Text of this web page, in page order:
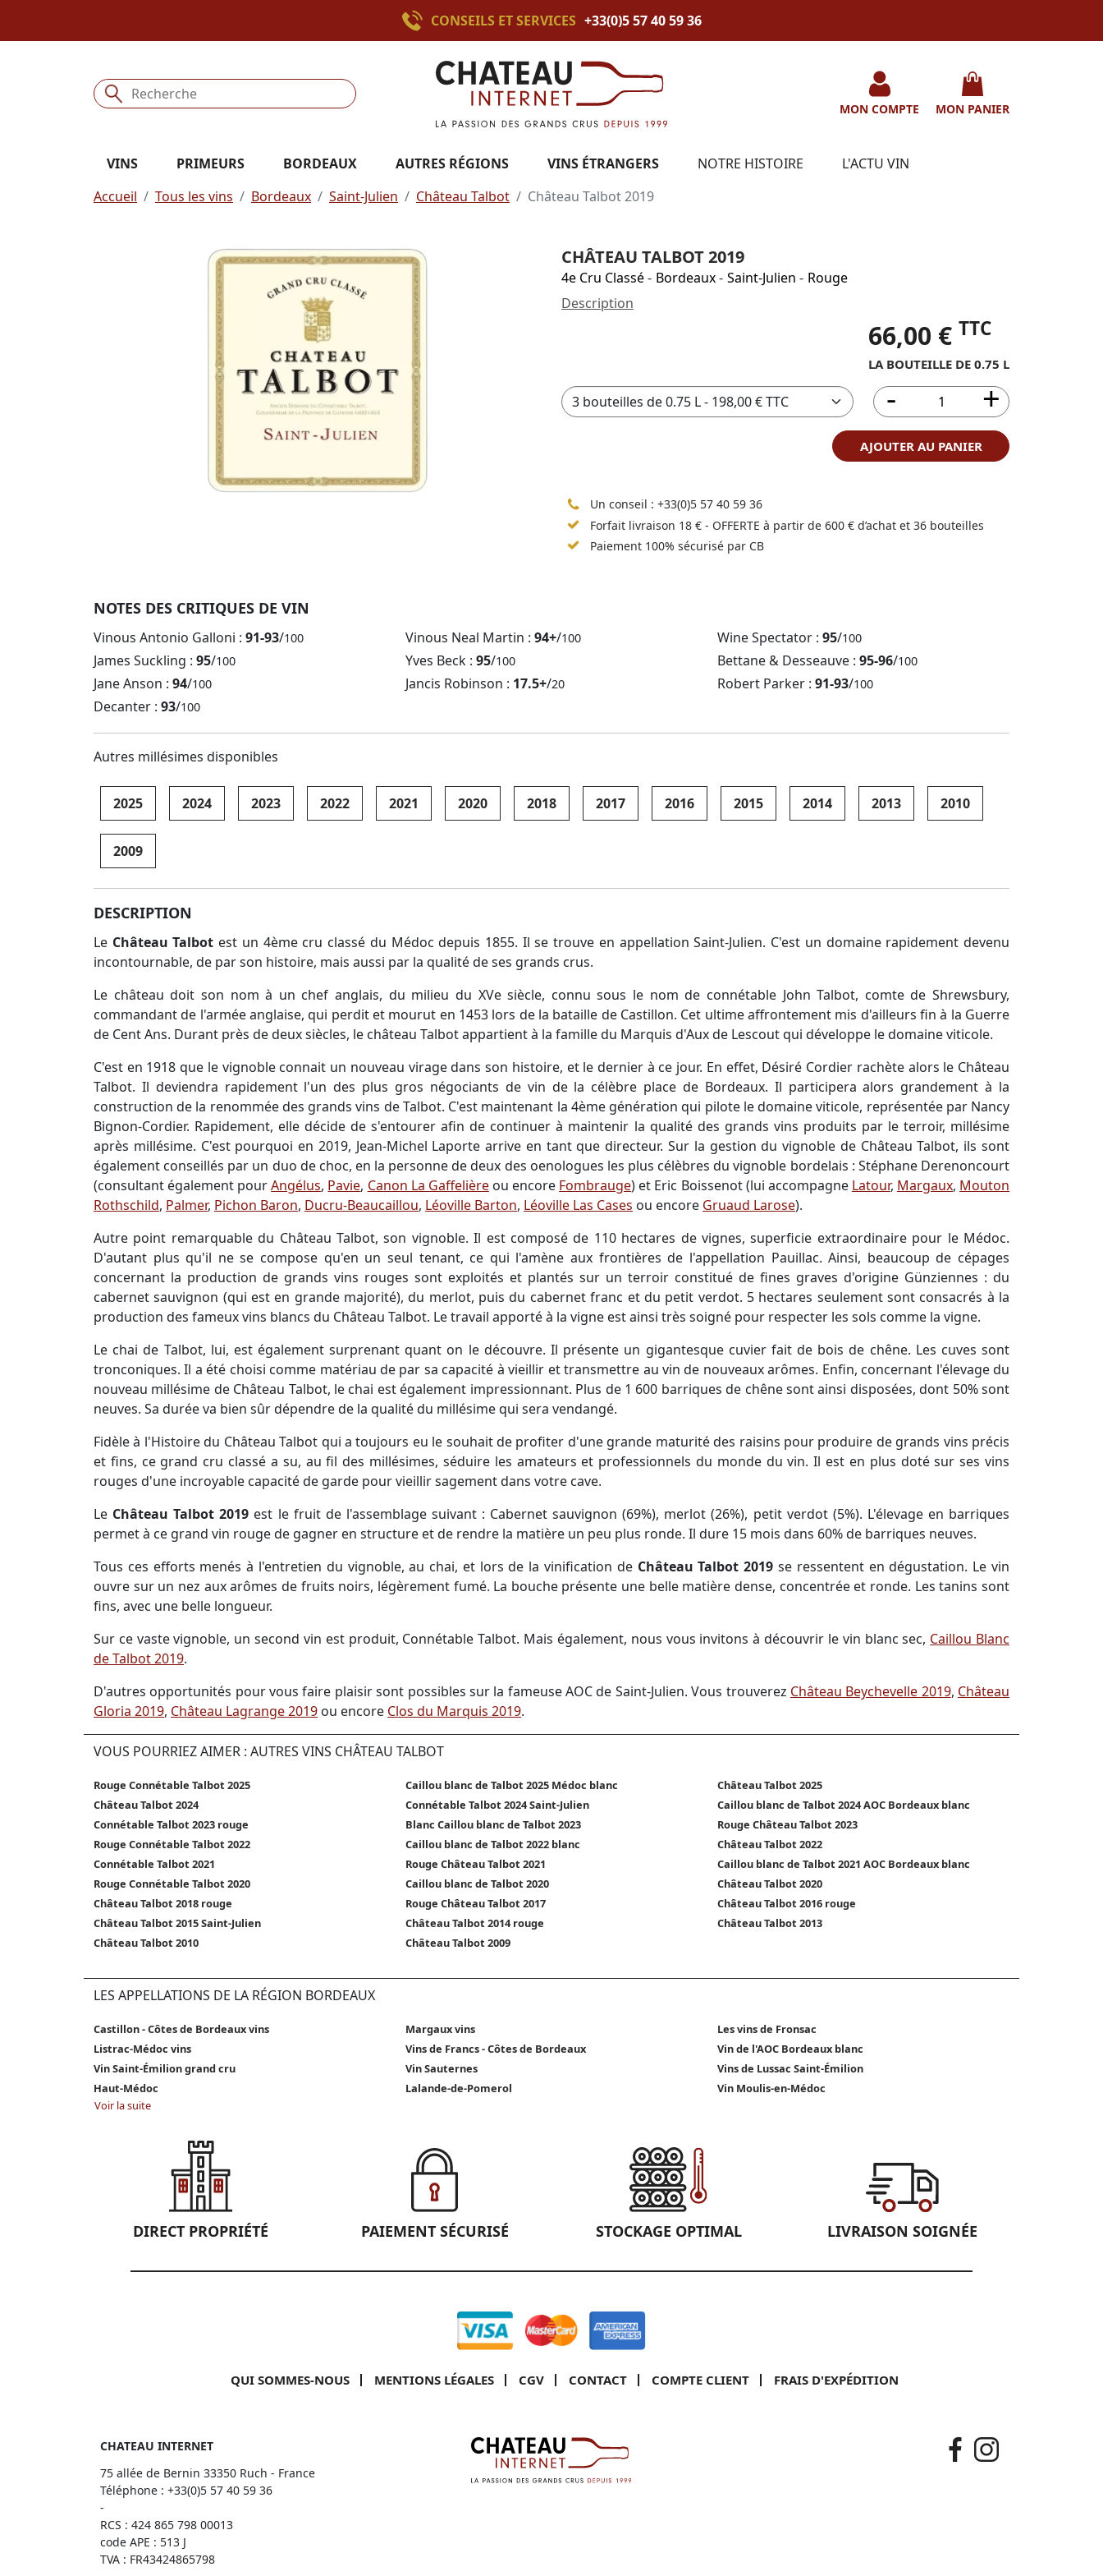
CONSEILS ET SERVICES +33(0)5 57 40 59 36
MON COMPTE MON PANIER
VINS PRIMEURS BORDEAUX AUTRES RÉGIONS VINS ÉTRANGERS NOTRE HISTOIRE
L'ACTU VIN
Accueil
Tous les vins Bordeaux Saint-Julien Château Talbot Château Talbot 2019
CHÂTEAU TALBOT 2019
4e Cru Classé- Bordeaux- Saint-Julien - Rouge
Description
66,00 € TTC
LA BOUTEILLE DE 0.75 L
AJOUTER AU PANIER
Un conseil : +33(0)5 57 40 59 36
Forfait livraison 18 € - OFFERTE à partir de 600 € d’achat et 36 bouteilles
Paiement 100% sécurisé par CB
NOTES DES CRITIQUES DE VIN
Vinous Antonio Galloni : 91-93/100 Vinous Neal Martin : 94+/100 Wine Spectator : 95/100
James Suckling : 95/100 Yves Beck : 95/100 Bettane & Desseauve : 95-96/100
Jane Anson : 94/100 Jancis Robinson : 17.5+/20 Robert Parker : 91-93/100
Decanter : 93/100
Autres millésimes disponibles
2025 2024 2023 2022 2021 2020 2018 2017 2016 2015 2014 2013 2010
2009
DESCRIPTION
Le Château Talbot est un 4ème cru classé du Médoc depuis 1855. Il se trouve en appellation Saint-Julien. C'est un domaine rapidement devenu
incontournable, de par son histoire, mais aussi par la qualité de ses grands crus.
Le château doit son nom à un chef anglais, du milieu du XVe siècle, connu sous le nom de connétable John Talbot, comte de Shrewsbury,
commandant de l'armée anglaise, qui perdit et mourut en 1453 lors de la bataille de Castillon. Cet ultime affrontement mis d'ailleurs fin à la Guerre
de Cent Ans. Durant près de deux siècles, le château Talbot appartient à la famille du Marquis d'Aux de Lescout qui développe le domaine viticole.
C'est en 1918 que le vignoble connait un nouveau virage dans son histoire, et le dernier à ce jour. En effet, Désiré Cordier rachète alors le Château
Talbot. Il deviendra rapidement l'un des plus gros négociants de vin de la célèbre place de Bordeaux. Il participera alors grandement à la
construction de la renommée des grands vins de Talbot. C'est maintenant la 4ème génération qui pilote le domaine viticole, représentée par Nancy
Bignon-Cordier. Rapidement, elle décide de s'entourer afin de continuer à maintenir la qualité des grands vins produits par le terroir, millésime
après millésime. C'est pourquoi en 2019, Jean-Michel Laporte arrive en tant que directeur. Sur la gestion du vignoble de Château Talbot, ils sont
également conseillés par un duo de choc, en la personne de deux des oenologues les plus célèbres du vignoble bordelais : Stéphane Derenoncourt
(consultant également pourAngélus, Pavie, Canon La Gaffelièreou encore Fombrauge) et Eric Boissenot (lui accompagne Latour, Margaux, Mouton
Rothschild, Palmer, Pichon Baron, Ducru-Beaucaillou, Léoville Barton, Léoville Las Cases ou encore Gruaud Larose).
Autre point remarquable du Château Talbot, son vignoble. Il est composé de 110 hectares de vignes, superficie extraordinaire pour le Médoc.
D'autant plus qu'il ne se compose qu'en un seul tenant, ce qui l'amène aux frontières de l'appellation Pauillac. Ainsi, beaucoup de cépages
concernant la production de grands vins rouges sont exploités et plantés sur un terroir constitué de fines graves d'origine Günziennes : du
cabernet sauvignon (qui est en grande majorité), du merlot, puis du cabernet franc et du petit verdot. 5 hectares seulement sont consacrés à la
production des fameux vins blancs du Château Talbot. Le travail apporté à la vigne est ainsi très soigné pour respecter les sols comme la vigne.
Le chai de Talbot, lui, est également surprenant quant on le découvre. Il présente un gigantesque cuvier fait de bois de chêne. Les cuves sont
tronconiques. Il a été choisi comme matériau de par sa capacité à vieillir et transmettre au vin de nouveaux arômes. Enfin, concernant l'élevage du
nouveau millésime de Château Talbot, le chai est également impressionnant. Plus de 1 600 barriques de chêne sont ainsi disposées, dont 50% sont
neuves. Sa durée va bien sûr dépendre de la qualité du millésime qui sera vendangé.
Fidèle à l'Histoire du Château Talbot qui a toujours eu le souhait de profiter d'une grande maturité des raisins pour produire de grands vins précis
et fins, ce grand cru classé a su, au fil des millésimes, séduire les amateurs et professionnels du monde du vin. Il est en plus doté sur ses vins
rouges d'une incroyable capacité de garde pour vieillir sagement dans votre cave.
Le Château Talbot 2019 est le fruit de l'assemblage suivant : Cabernet sauvignon (69%), merlot (26%), petit verdot (5%). L'élevage en barriques
permet à ce grand vin rouge de gagner en structure et de rendre la matière un peu plus ronde. Il dure 15 mois dans 60% de barriques neuves.
Tous ces efforts menés à l'entretien du vignoble, au chai, et lors de la vinification de Château Talbot 2019 se ressentent en dégustation. Le vin
ouvre sur un nez aux arômes de fruits noirs, légèrement fumé. La bouche présente une belle matière dense, concentrée et ronde. Les tanins sont
fins, avec une belle longueur.
Sur ce vaste vignoble, un second vin est produit, Connétable Talbot. Mais également, nous vous invitons à découvrir le vin blanc sec, Caillou Blanc
de Talbot 2019.
D'autres opportunités pour vous faire plaisir sont possibles sur la fameuse AOC de Saint-Julien. Vous trouverez Château Beychevelle 2019, Château
Gloria 2019, Château Lagrange 2019 ou encore Clos du Marquis 2019.
VOUS POURRIEZ AIMER : AUTRES VINS CHÂTEAU TALBOT
Rouge Connétable Talbot 2025 Caillou blanc de Talbot 2025 Médoc blanc
Château Talbot 2025
Château Talbot 2024
Connétable Talbot 2024 Saint-Julien
Caillou blanc de Talbot 2024 AOC Bordeaux blanc
Connétable Talbot 2023 rouge
Blanc Caillou blanc de Talbot 2023
Rouge Château Talbot 2023
Rouge Connétable Talbot 2022
Caillou blanc de Talbot 2022 blanc
Château Talbot 2022
Connétable Talbot 2021
Rouge Château Talbot 2021
Caillou blanc de Talbot 2021 AOC Bordeaux blanc
Rouge Connétable Talbot 2020
Caillou blanc de Talbot 2020
Château Talbot 2020
Château Talbot 2018 rouge
Rouge Château Talbot 2017
Château Talbot 2016 rouge
Château Talbot 2015 Saint-Julien
Château Talbot 2014 rouge
Château Talbot 2013
Château Talbot 2010
Château Talbot 2009
LES APPELLATIONS DE LA RÉGION BORDEAUX
Castillon - Côtes de Bordeaux vins Margaux vins
Les vins de Fronsac
Listrac-Médoc vins
Vins de Francs - Côtes de Bordeaux
Vin de l'AOC Bordeaux blanc
Vin Saint-Émilion grand cru
Vin Sauternes
Vins de Lussac Saint-Émilion
Haut-Médoc
Lalande-de-Pomerol
Vin Moulis-en-Médoc
Voir la suite
DIRECT PROPRIÉTÉ PAIEMENT SÉCURISÉ STOCKAGE OPTIMAL LIVRAISON SOIGNÉE
QUI SOMMES-NOUS MENTIONS LÉGALES CGV CONTACT COMPTE CLIENT FRAIS D'EXPÉDITION
CHATEAU INTERNET
75 allée de Bernin 33350 Ruch - France
Téléphone : +33(0)5 57 40 59 36
-
RCS : 424 865 798 00013
code APE : 513 J
TVA : FR43424865798